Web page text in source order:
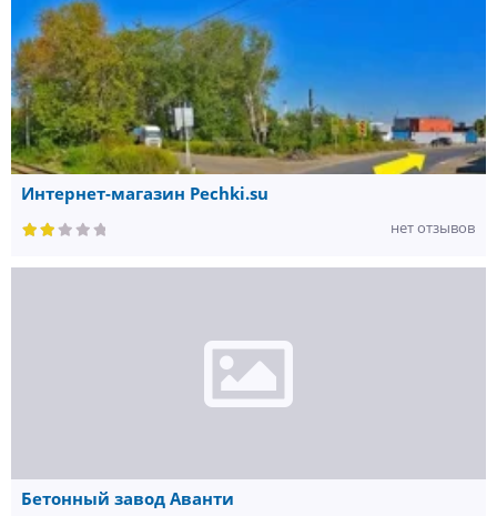
Интернет-магазин Pechki.su
нет отзывов
Бетонный завод Аванти